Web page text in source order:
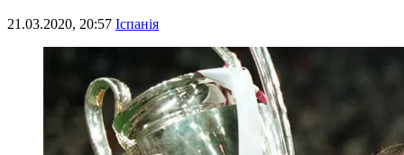
21.03.2020, 20:57 Іспанія